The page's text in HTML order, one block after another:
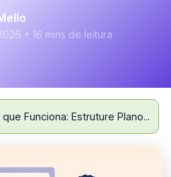
• 16 mins de leitura
que Funciona: Estruture Plano...